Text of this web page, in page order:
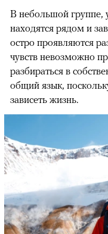
В небольшой группе,
находятся рядом и
остро проявляются
чувств невозможно
разбираться в
общий язык,
зависеть жизнь.